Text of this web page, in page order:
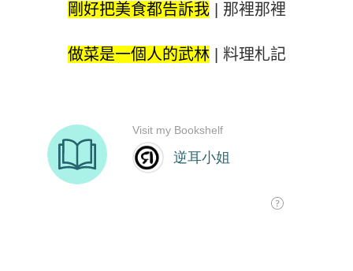
剛好把美食都告訴我| 那裡那裡
做菜是一個人的武林| 料理札記